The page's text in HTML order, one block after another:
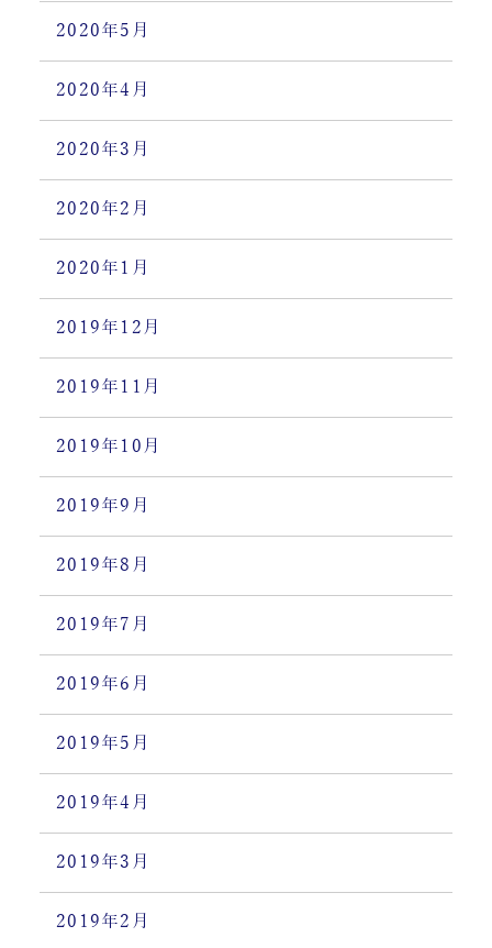
2020年5月
2020年4月
2020年3月
2020年2月
2020年1月
2019年12月
2019年11月
2019年10月
2019年9月
2019年8月
2019年7月
2019年6月
2019年5月
2019年4月
2019年3月
2019年2月